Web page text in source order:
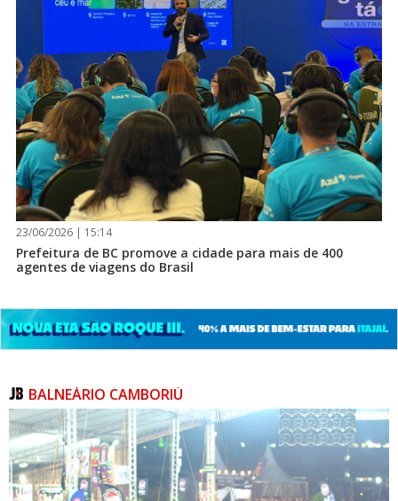
23/06/2026 | 15:14
Prefeitura de BC promove a cidade para mais de 400
agentes de viagens do Brasil
BALNEÁRIO CAMBORIÚ